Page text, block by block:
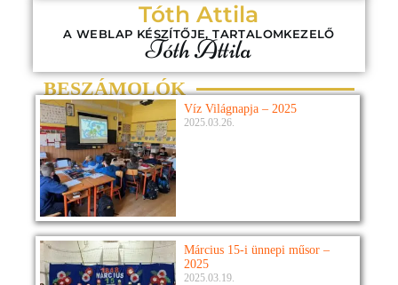
Tóth Attila
A WEBLAP KÉSZÍTŐJE, TARTALOMKEZELŐ
Tóth Attila
BESZÁMOLÓK
Víz Világnapja – 2025
2025.03.26.
Március 15-i ünnepi műsor –
2025
2025.03.19.